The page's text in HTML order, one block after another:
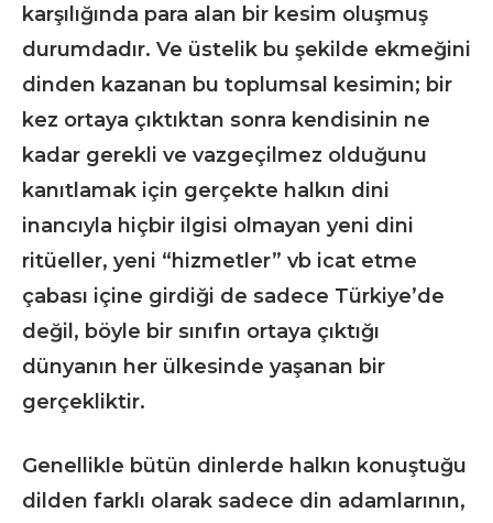
karşılığında para alan bir kesim oluşmuş
durumdadır. Ve üstelik bu şekilde ekmeğini
dinden kazanan bu toplumsal kesimin; bir
kez ortaya çıktıktan sonra kendisinin ne
kadar gerekli ve vazgeçilmez olduğunu
kanıtlamak için gerçekte halkın dini
inancıyla hiçbir ilgisi olmayan yeni dini
ritüeller, yeni “hizmetler” vb icat etme
çabası içine girdiği de sadece Türkiye’de
değil, böyle bir sınıfın ortaya çıktığı
dünyanın her ülkesinde yaşanan bir
gerçekliktir.
Genellikle bütün dinlerde halkın konuştuğu
dilden farklı olarak sadece din adamlarının,